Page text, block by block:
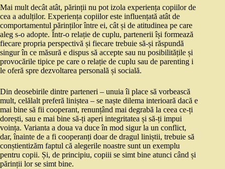
Mai mult decât atât, părinții nu pot izola experiența copiilor de
cea a adulților. Experiența copiilor este influențată atât de
comportamentul părinților între ei, cât și de atitudinea pe care
aleg s-o adopte. Într-o relație de cuplu, partenerii își formează
fiecare propria perspectivă și fiecare trebuie să-și răspundă
singur în ce măsură e dispus să accepte sau nu posibilitățile și
provocările tipice pe care o relație de cuplu sau de parenting i
le oferă spre dezvoltarea personală și socială.
Din deosebirile dintre parteneri – unuia îi place să vorbească
mult, celălalt preferă liniștea – se naște dilema interioară dacă e
mai bine să fii cooperant, renunțând mai degrabă la ceea ce-ți
dorești, sau e mai bine să-ți aperi integritatea și să-ți impui
voința. Varianta a doua va duce în mod sigur la un conflict,
dar, înainte de a fi cooperanți doar de dragul liniștii, trebuie să
conștientizăm faptul că alegerile noastre sunt un exemplu
pentru copii. Și, de principiu, copiii se simt bine atunci când și
părinții lor se simt bine.